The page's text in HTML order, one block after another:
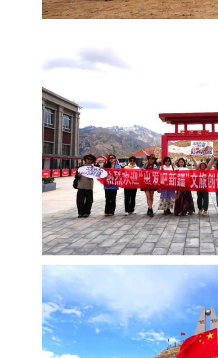
接着，采风团来到
简约，背靠连绵群山、毗邻边境
线，承载着深厚的人文寓意。作为
我国日落最晚的地点，傍晚霞光漫
天，落日浸染山河，景色浪漫壮